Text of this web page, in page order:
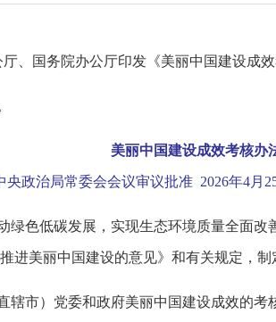
、国务院办公厅印发《美丽中国建设成
美丽中国建设成效考核办
央政治局常委会会议审议批准 2026年4月
色低碳发展，实现生态环境质量全面改
进美丽中国建设的意见》和有关规定，制
市）党委和政府美丽中国建设成效的考